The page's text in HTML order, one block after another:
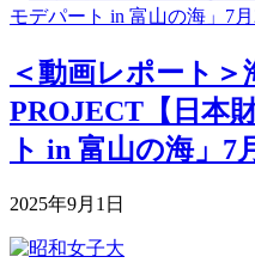
＜動画レポート＞
PROJECT【日本
ト in 富山の海」7
2025年9月1日